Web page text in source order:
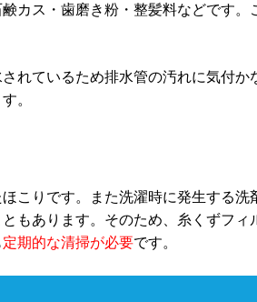
カス・歯磨き粉・整髪料などです。
れているため排水管の汚れに気付か
。
こりです。また洗濯時に発生する洗
もあります。そのため、糸くずフィ
定期的な清掃が必要です。